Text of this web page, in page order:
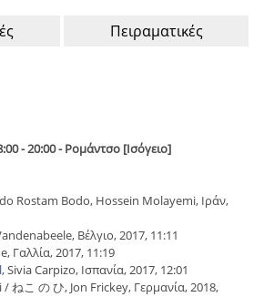
Πειραματικές
- 20:00 - Ρομάντσο [Ισόγειο]
Rostam Bodo, Hossein Molayemi, Ιράν,
Βέλγιο, 2017, 11:11
Γαλλία, 2017, 11:19
, Sivia Carpizo, Ισπανία, 2017, 12:01
ねこ の ひ, Jon Frickey, Γερμανία, 2018,